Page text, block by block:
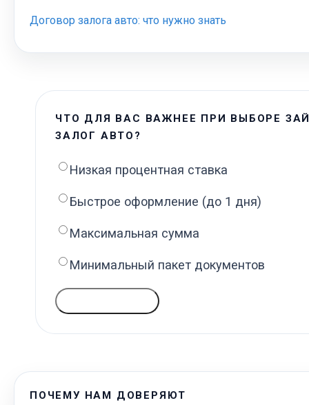
Договор залога авто: что нужно знать
ЧТО ДЛЯ ВАС ВАЖНЕЕ ПРИ ВЫБОРЕ
ЗАЛОГ АВТО?
Низкая процентная ставка
Быстрое оформление (до 1 дня)
Максимальная сумма
Минимальный пакет документов
ПОЧЕМУ НАМ ДОВЕРЯЮТ